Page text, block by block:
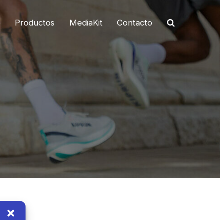
Productos MediaKit Contacto